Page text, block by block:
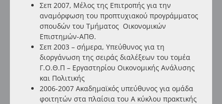
Σεπ 2007, Μέλος της Επιτροπής για την
αναμόρφωση του προπτυχιακού προγράμματος
σπουδών του Τμήματος Οικονομικών
Επιστημών-ΑΠΘ.
Σεπ 2003 – σήμερα, Υπεύθυνος για τη
διοργάνωση της σειράς διαλέξεων του τομέα
Γ.Ο.Θ.Π – Εργαστηρίου Οικονομικής Ανάλυσης
και Πολιτικής
2006-2007 Ακαδημαϊκός υπεύθυνος για ομάδα
φοιτητών στα πλαίσια του Α κύκλου πρακτικής